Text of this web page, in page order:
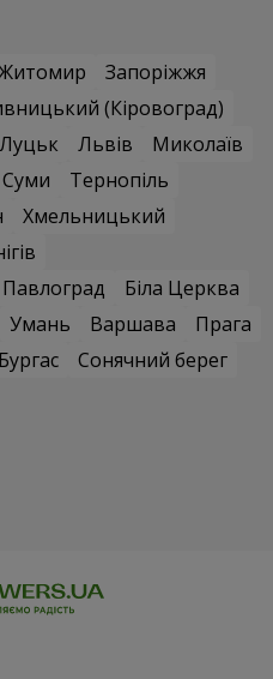
Запоріжжя
(Кіровоград)
Луцьк Львів
Миколаїв
Суми
Тернопіль
Хмельницький
Павлоград
Біла Церква
Умань Варшава
Прага
Бургас
Сонячний берег